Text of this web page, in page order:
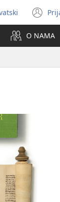
se
novi
O NAMA